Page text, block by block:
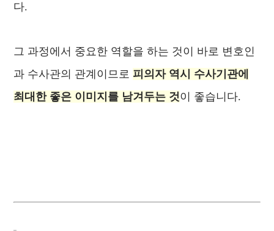
다.
그 과정에서 중요한 역할을 하는 것이 바로 변호인
과 수사관의 관계이므로 피의자 역시 수사기관에
최대한 좋은 이미지를 남겨두는 것이 좋습니다.